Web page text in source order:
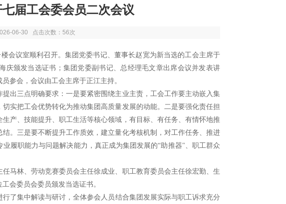
届工会委会员二次会议
06-30 点击次数：56次
议室顺利召开。集团党委书记、董事长赵宽为新当选的工会主席于
庆颁发当选证书；集团党委副书记、总经理毛文章出席会议并发表讲
参会，会议由工会主席于正江主持。
出三点明确要求：一是要紧密围绕主业主责，工会工作要主动嵌入集
实把工会优势转化为推动集团高质量发展的动能。二是要强化责任担
产、技能提升、职工生活等核心领域，有目标、有任务、有情怀地推
。三是要不断提升工作质效，建立量化考核机制，对工作任务、推进
履职能力与问题解决能力，真正成为集团发展的“助推器"、职工群众
马林、劳动竞赛委员会主任徐成业、职工教育委员会主任徐宏勤、生
会委员会委员颁发当选证书。
了集中解读与研讨，全体参会人员结合集团发展实际与职工诉求充分